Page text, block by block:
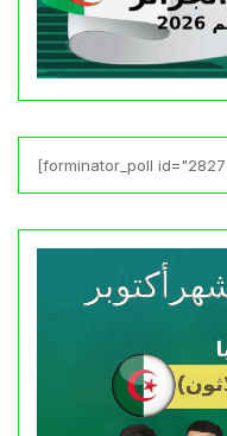
[forminator_poll